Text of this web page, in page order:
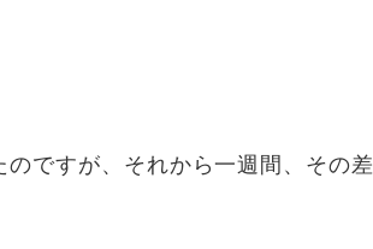
ですが、それから一週間、その差